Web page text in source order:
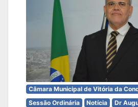
Câmara Municipal de Vitória da
Sessão Ordinária
Notícia
Dr